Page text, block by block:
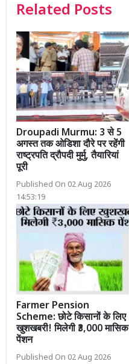
Related Posts
Droupadi Murmu: 3 से 5
अगस्त तक ओडिशा दौरे पर रहेंगी
राष्ट्रपति द्रौपदी मुर्मु, तैयारियां
पूरी
Published On 02 Aug 2026
14:53:19
Farmer Pension
Scheme: छोटे किसानों के लिए
खुशखबरी! मिलेगी ₹3,000 मासिक
पेंशन
Published On 02 Aug 2026